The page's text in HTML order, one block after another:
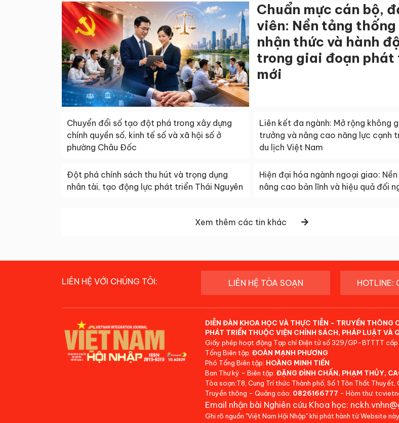
Chuẩn mực cán bộ,
viên: Nền tảng
nhận thức và hành
trong giai đoạn phát
mới
Chuyển đổi số tạo đột phá trong xây dựng
chính quyền số, kinh tế số và xã hội số ở
phường Châu Đốc
Liên kết đa ngành: Mở rộng không
trưởng và nâng cao năng lực cạnh
du lịch Việt Nam
Đột phá chính sách thu hút và trọng dụng
nhân tài, tạo động lực phát triển Thái Nguyên
Hiện đại hóa ngành ngoại giao:
nâng cao bản lĩnh và hiệu quả đối
Xem thêm các tin khác
LIÊN HỆ VỚI CHÚNG TÔI: LIÊN HỆ TÒA SOẠN
DIỄN ĐÀN KHOA HỌC VÀ THỰC TIỄN - TRUYỀN THÔNG
PHÁT TRIỂN THUỘC VIỆN CHÍNH SÁCH, PHÁP LUẬT VÀ
Giấy phép hoạt động Tạp chí Điện tử số 329/GP-BTTTT cấp
Tổng Biên tập: ĐOÀN MẠNH PHƯƠNG
Phó Tổng Biên tập: HOÀNG MINH TIẾN
Ban Thư ký - Biên tập: ĐẶNG ĐÌNH CHẤN, PHẠM THỦY,
Tòa soạn:T8, Cung Trí thức Thành phố, Số 1 Tôn Thất Thuyết,
Truyền thông - Quảng cáo: 0826166777 - Hòm thư:
Email nhận bài Nghiên cứu Khoa học:
Ghi rõ nguồn "Việt Nam Hội Nhập" khi phát hành từ Website này.